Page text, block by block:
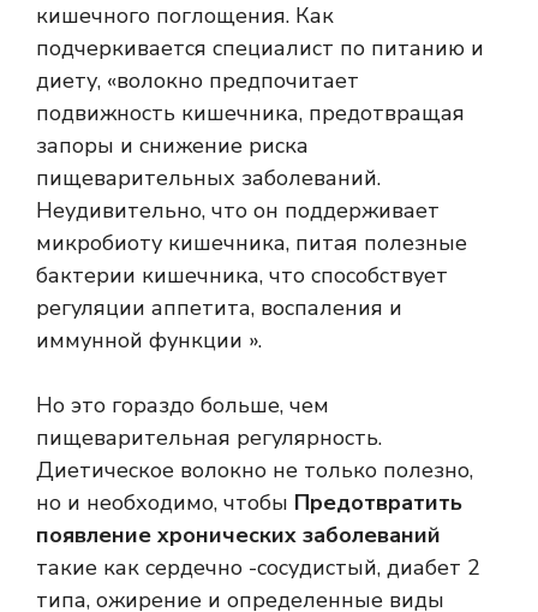
кишечного поглощения. Как
подчеркивается специалист по питанию и
диету, «волокно предпочитает
подвижность кишечника, предотвращая
запоры и снижение риска
пищеварительных заболеваний.
Неудивительно, что он поддерживает
микробиоту кишечника, питая полезные
бактерии кишечника, что способствует
регуляции аппетита, воспаления и
иммунной функции ».
Но это гораздо больше, чем
пищеварительная регулярность.
Диетическое волокно не только полезно,
но и необходимо, чтобы Предотвратить
появление хронических заболеваний
такие как сердечно -сосудистый, диабет 2
типа, ожирение и определенные виды